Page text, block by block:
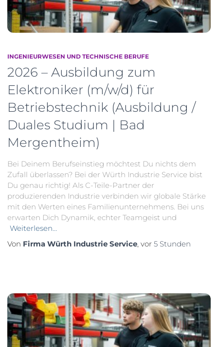
INGENIEURWESEN UND TECHNISCHE BERUFE
2026 – Ausbildung zum
Elektroniker (m/w/d) für
Betriebstechnik (Ausbildung /
Duales Studium | Bad
Mergentheim)
Bei Deinem Berufseinstieg möchtest Du nichts dem
Zufall überlassen? Bei der Würth Industrie Service bist
Du genau richtig! Als C-Teile-Partner der
produzierenden Industrie verbinden wir globale Stärke
mit den Werten eines Familienunternehmens. Bei uns
erwarten Dich Dynamik, echter Teamgeist und
Weiterlesen…
Von Firma Würth Industrie Service, vor 5 Stunden